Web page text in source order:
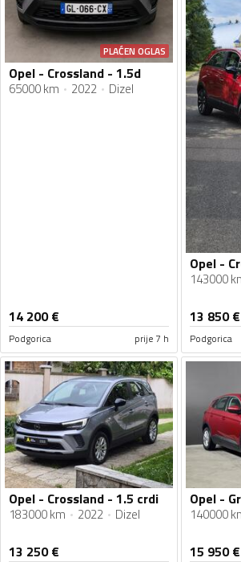
PLAĆEN OGLAS
Opel - Crossland - 1.5d
65000 km 2022 Dizel
14 200€
Podgorica prije 7 h
Opel -
143000
13 850€
Podgorica
Opel - Crossland - 1.5 crdi
183000 km 2022 Dizel
13 250€
140000
15 950€